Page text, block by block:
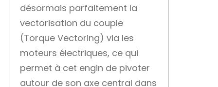
désormais parfaitement la
vectorisation du couple
(Torque Vectoring) via les
moteurs électriques, ce qui
permet à cet engin de pivoter
autour de son axe central dans